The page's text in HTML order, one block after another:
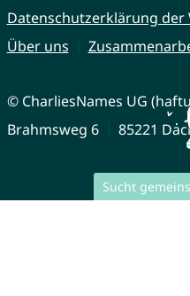
Sucht
Datenschutzerklärung der
Über uns
© CharliesNames UG
Brahmsweg 6
85221